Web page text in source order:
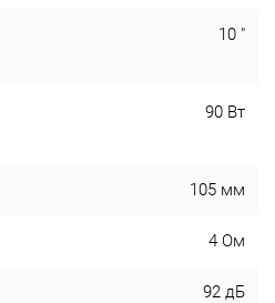
10 "
90 Вт
105 мм
4 Ом
92 дБ